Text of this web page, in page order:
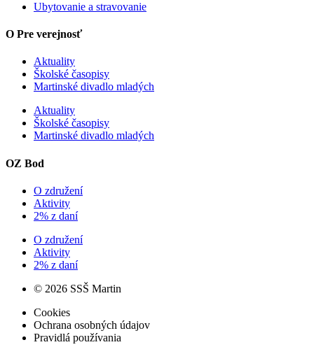
Ubytovanie a stravovanie
O Pre verejnosť
Aktuality
Školské časopisy
Martinské divadlo mladých
Aktuality
Školské časopisy
Martinské divadlo mladých
OZ Bod
O združení
Aktivity
2% z daní
O združení
Aktivity
2% z daní
© 2026 SSŠ Martin
Cookies
Ochrana osobných údajov
Pravidlá používania